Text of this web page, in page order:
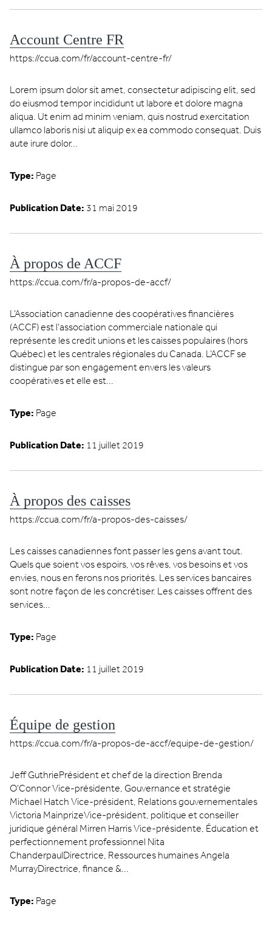
Account Centre FR
https://ccua.com/fr/account-centre-fr/
Lorem ipsum dolor sit amet, consectetur adipiscing elit, sed
do eiusmod tempor incididunt ut labore et dolore magna
aliqua. Ut enim ad minim veniam, quis nostrud exercitation
ullamco laboris nisi ut aliquip ex ea commodo consequat. Duis
aute irure dolor...
Type: Page
Publication Date: 31 mai 2019
À propos de ACCF
https://ccua.com/fr/a-propos-de-accf/
L’Association canadienne des coopératives financières
(ACCF) est l’association commerciale nationale qui
représente les credit unions et les caisses populaires (hors
Québec) et les centrales régionales du Canada. L’ACCF se
distingue par son engagement envers les valeurs
coopératives et elle est...
Type: Page
Publication Date: 11 juillet 2019
À propos des caisses
https://ccua.com/fr/a-propos-des-caisses/
Les caisses canadiennes font passer les gens avant tout.
Quels que soient vos espoirs, vos rêves, vos besoins et vos
envies, nous en ferons nos priorités. Les services bancaires
sont notre façon de les concrétiser. Les caisses offrent des
services...
Type: Page
Publication Date: 11 juillet 2019
Équipe de gestion
https://ccua.com/fr/a-propos-de-accf/equipe-de-gestion/
Jeff GuthriePrésident et chef de la direction Brenda
O'Connor Vice-présidente, Gouvernance et stratégie
Michael Hatch Vice-président, Relations gouvernementales
Victoria MainprizeVice-président, politique et conseiller
juridique général Mirren Harris Vice-présidente, Éducation et
perfectionnement professionnel Nita
ChanderpaulDirectrice, Ressources humaines Angela
MurrayDirectrice, finance &...
Type: Page